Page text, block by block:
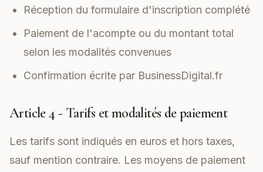
Réception du formulaire d'inscription complété
Paiement de l'acompte ou du montant total
selon les modalités convenues
Confirmation écrite par BusinessDigital.fr
Article 4 - Tarifs et modalités de paiement
Les tarifs sont indiqués en euros et hors taxes,
sauf mention contraire. Les moyens de paiement